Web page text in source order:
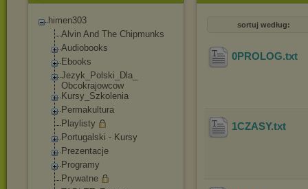
himen303
Alvin And The Chipmunks
Audiobooks
Ebooks
Jezyk_Polski_Dla_
Obcokrajowcow
Kursy_Szkolenia
Permakultura
Playlisty
Portugalski - Kursy
Prezentacje
Programy
Prywatne
sortuj według:
0PROLOG.txt
1CZASY.txt